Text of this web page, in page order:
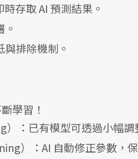
存取 AI 預測結果。
排除機制。
學習！
：已有模型可透過小幅調
）：AI 自動修正參數，